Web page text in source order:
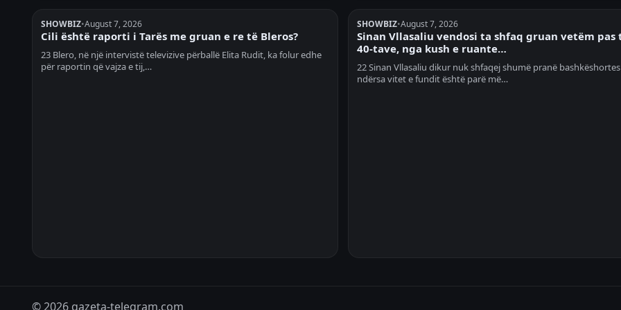
SHOWBIZ•August 7, 2026
Cili është raporti i Tarës me gruan e re të Bleros?
23 Blero, në një intervistë televizive përballë Elita Rudit, ka folur edhe
për raportin që vajza e tij,…
SHOWBIZ•August 7, 2026
Sinan Vllasaliu vendosi ta shfaq gruan vetëm pas
40-tave, nga kush e ruante…
22 Sinan Vllasaliu dikur nuk shfaqej shumë pranë
ndërsa vitet e fundit është parë më…
© 2026 gazeta-telegram.com